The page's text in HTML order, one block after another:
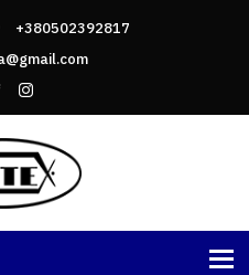
+380502392817